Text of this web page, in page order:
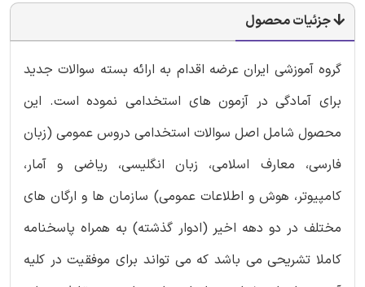
جزئیات محصول
گروه آموزشی ایران عرضه اقدام به ارائه بسته سوالات جدید
برای آمادگی در آزمون های استخدامی نموده است. این
محصول شامل اصل سوالات استخدامی دروس عمومی (زبان
فارسی، معارف اسلامی، زبان انگلیسی، ریاضی و آمار،
کامپیوتر، هوش و اطلاعات عمومی) سازمان ها و ارگان های
مختلف در دو دهه اخیر (ادوار گذشته) به همراه پاسخنامه
کاملا تشریحی می باشد که می تواند برای موفقیت در کلیه